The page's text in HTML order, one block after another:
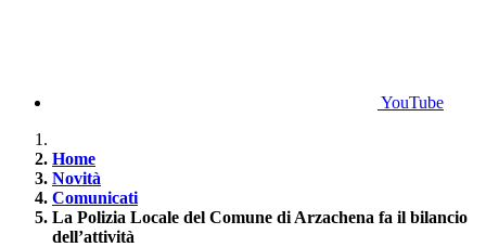
YouTube
Home
Novità
Comunicati
La Polizia Locale del Comune di Arzachena fa il bilancio
dell’attività